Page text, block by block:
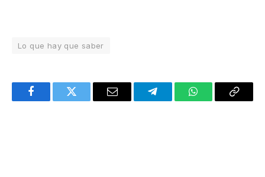
Lo que hay que saber
FacebookTwitter Email TelegramWhatsAppCopy